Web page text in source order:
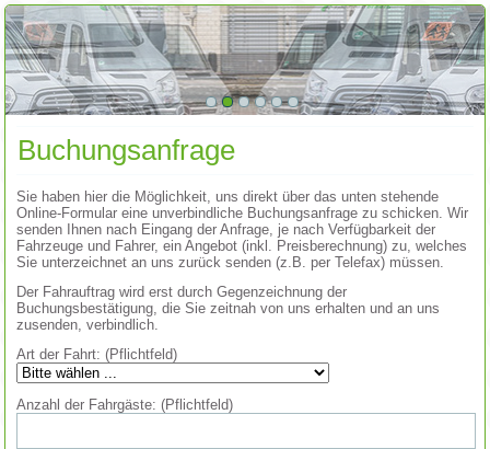
Buchungsanfrage
Sie haben hier die Möglichkeit, uns direkt über das unten stehende
Online-Formular eine unverbindliche Buchungsanfrage zu schicken. Wir
senden Ihnen nach Eingang der Anfrage, je nach Verfügbarkeit der
Fahrzeuge und Fahrer, ein Angebot (inkl. Preisberechnung) zu, welches
Sie unterzeichnet an uns zurück senden (z.B. per Telefax) müssen.
Der Fahrauftrag wird erst durch Gegenzeichnung der
Buchungsbestätigung, die Sie zeitnah von uns erhalten und an uns
zusenden, verbindlich.
Art der Fahrt: (Pflichtfeld)
Anzahl der Fahrgäste: (Pflichtfeld)